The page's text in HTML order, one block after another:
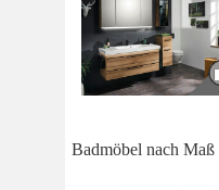
Badmöbel nach Maß